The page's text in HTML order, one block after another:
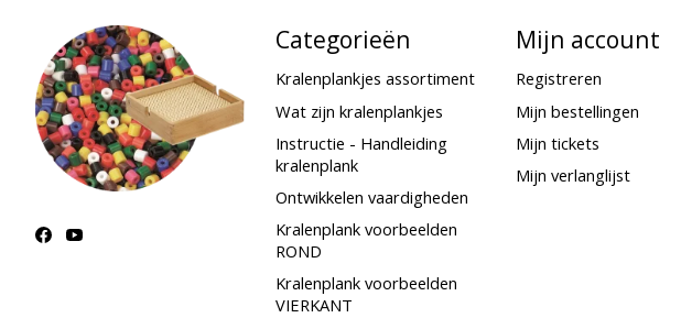
Categorieën
Kralenplankjes assortiment
Wat zijn kralenplankjes
Instructie - Handleiding
kralenplank
Ontwikkelen vaardigheden
Kralenplank voorbeelden
ROND
Kralenplank voorbeelden
VIERKANT
Mijn account
Registreren
Mijn bestellingen
Mijn tickets
Mijn verlanglijst